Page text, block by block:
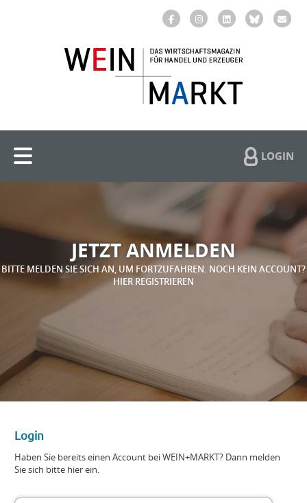
LOGIN
JETZT ANMELDEN
BITTE MELDEN SIE SICH AN, UM FORTZUFAHREN. NOCH KEIN ACCOUNT?
HIER REGISTRIEREN
Login
Haben Sie bereits einen Account bei WEIN+MARKT? Dann melden
Sie sich bitte hier ein.